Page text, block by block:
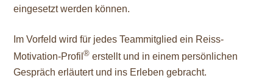
eingesetzt werden können.
Im Vorfeld wird für jedes Teammitglied ein Reiss-
Motivation-Profil® erstellt und in einem persönlichen
Gespräch erläutert und ins Erleben gebracht.